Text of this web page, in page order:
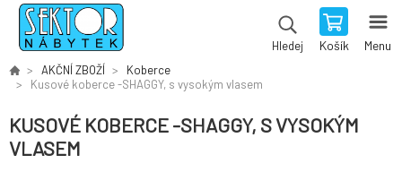
Hledej Košík Menu
AKČNÍ ZBOŽÍ
Koberce
Kusové koberce -SHAGGY, s vysokým vlasem
KUSOVÉ KOBERCE -SHAGGY, S VYSOKÝM
VLASEM